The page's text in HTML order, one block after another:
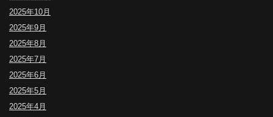
2025年10月
2025年9月
2025年8月
2025年7月
2025年6月
2025年5月
2025年4月